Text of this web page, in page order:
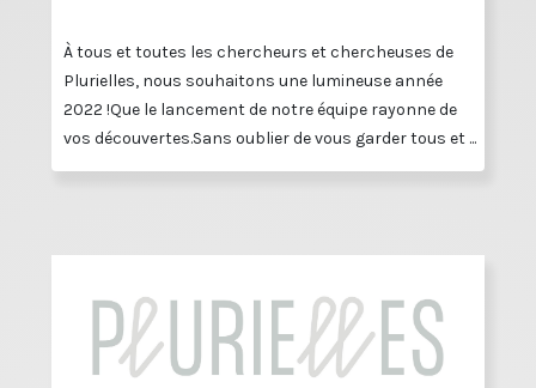
À tous et toutes les chercheurs et chercheuses de
Plurielles, nous souhaitons une lumineuse année
2022 !Que le lancement de notre équipe rayonne de
vos découvertes.Sans oublier de vous garder tous et ...